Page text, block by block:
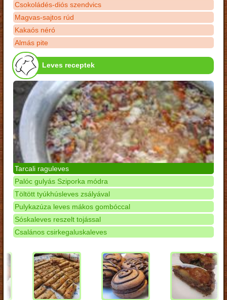
Csokoládés-diós szendvics
Magvas-sajtos rúd
Kakaós néró
Almás pite
Leves receptek
Tarcali raguleves
Palóc gulyás Sziporka módra
Töltött tyúkhúsleves zsályával
Pulykazúza leves mákos gombóccal
Sóskaleves reszelt tojással
Csalános csirkegaluskaleves